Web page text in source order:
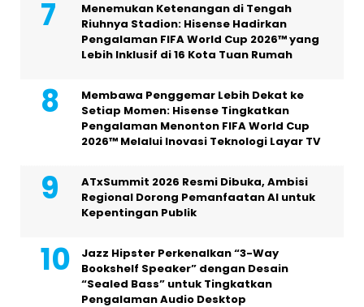
Menemukan Ketenangan di Tengah
Riuhnya Stadion: Hisense Hadirkan
Pengalaman FIFA World Cup 2026™ yang
Lebih Inklusif di 16 Kota Tuan Rumah
Membawa Penggemar Lebih Dekat ke
Setiap Momen: Hisense Tingkatkan
Pengalaman Menonton FIFA World Cup
2026™ Melalui Inovasi Teknologi Layar TV
ATxSummit 2026 Resmi Dibuka, Ambisi
Regional Dorong Pemanfaatan AI untuk
Kepentingan Publik
Jazz Hipster Perkenalkan “3-Way
Bookshelf Speaker” dengan Desain
“Sealed Bass” untuk Tingkatkan
Pengalaman Audio Desktop